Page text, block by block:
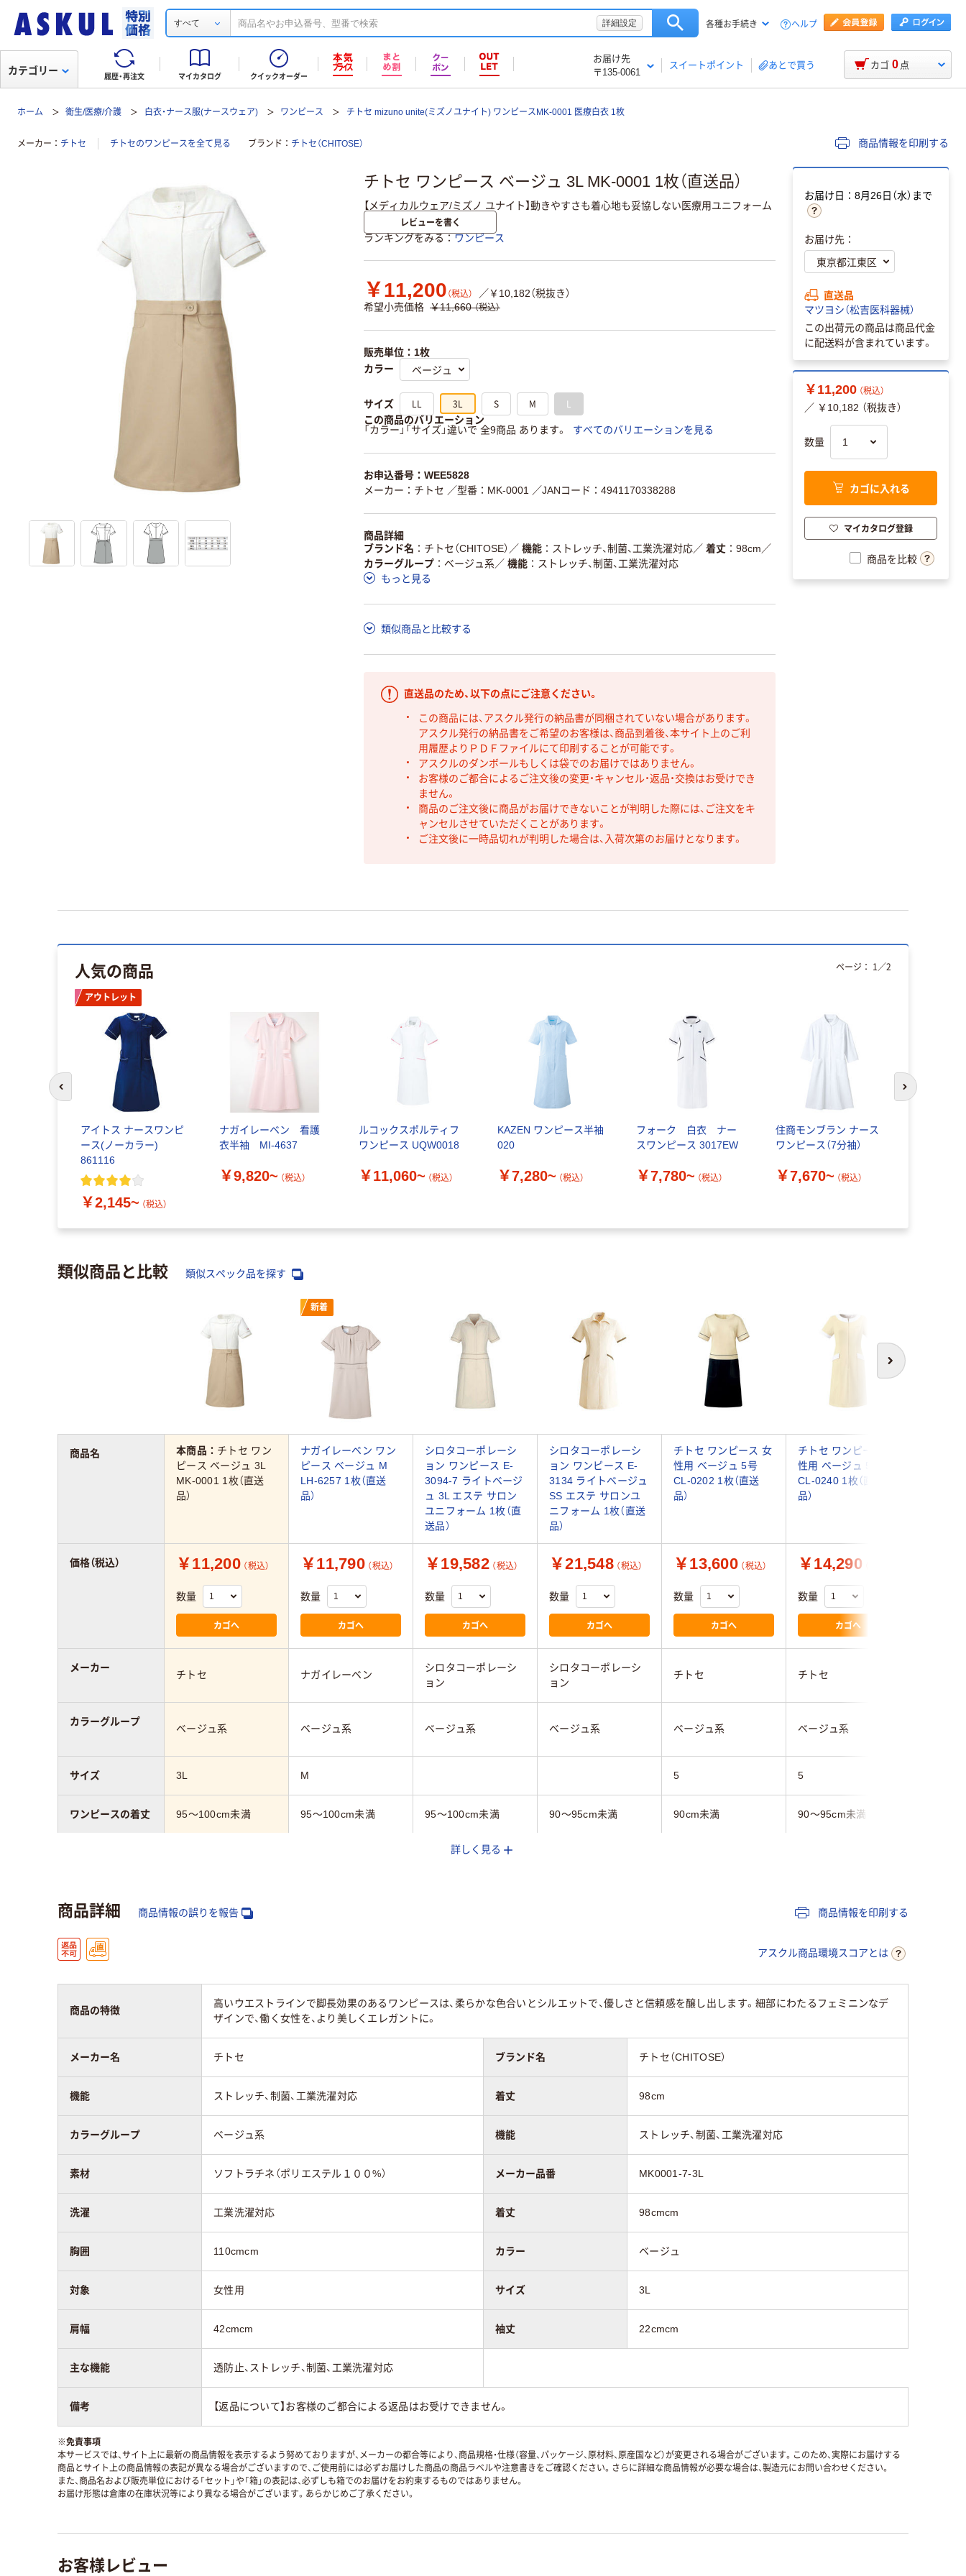
すべて 詳細設定 各種お手続き ヘルプ
履歴・再注文 マイカタログ クイックオーダー
お届け先
〒135-0061
スイートポイント あとで買う
カテゴリー カゴ 0 点
ホーム 衛生/医療/介護 白衣・ナース服(ナースウェア) ワンピース チトセ mizuno unite(ミズノユナイト) ワンピースMK-0001 医療白衣 1枚
メーカー チトセ チトセのワンピースを全て見る ブランド チトセ（CHITOSE） 商品情報を印刷する
チトセ ワンピース ベージュ 3L MK-0001 1枚（直送品）
【メディカルウェア/ミズノ ユナイト】動きやすさも着心地も妥協しない医療用ユニフォーム
レビューを書く
ランキングをみる ワンピース
￥11,200 （税込）
／￥10,182（税抜き）
希望小売価格 ￥11,660 （税込）
販売単位：1枚
カラー
サイズ LL 3L S M L
この商品のバリエーション
「カラー」「サイズ」違いで 全9商品 あります。
すべてのバリエーションを見る
お申込番号：WEE5828
メーカー：チトセ ／型番：MK-0001 ／JANコード：4941170338288
商品詳細
ブランド名
チトセ（CHITOSE） ／ 機能 ストレッチ、制菌、工業洗濯対応／ 着丈 98cm ／
カラーグループ
ベージュ系／ 機能
ストレッチ、制菌、工業洗濯対応
もっと見る
類似商品と比較する
直送品のため、以下の点にご注意ください。
この商品には、アスクル発行の納品書が同梱されていない場合があります。
アスクル発行の納品書をご希望のお客様は、商品到着後、本サイト上のご利
用履歴よりＰＤＦファイルにて印刷することが可能です。
アスクルのダンボールもしくは袋でのお届けではありません。
お客様のご都合によるご注文後の変更・キャンセル・返品・交換はお受けでき
ません。
商品のご注文後に商品がお届けできないことが判明した際には、ご注文をキ
ャンセルさせていただくことがあります。
ご注文後に一時品切れが判明した場合は、入荷次第のお届けとなります。
お届け日：8月26日（水）まで
お届け先：
直送品
マツヨシ（松吉医科器械）
この出荷元の商品は商品代金
に配送料が含まれています。
￥11,200 （税込）
／ ￥10,182 （税抜き）
数量
カゴに入れる
マイカタログ登録
商品を比較
人気の商品
アウトレット
アイトス ナースワンピ
ース(ノーカラー)
861116
￥2,145~ （税込）
ナガイレーベン 看護
衣半袖 MI-4637
￥9,820~ （税込）
ルコックスポルティフ
ワンピース UQW0018
￥11,060~ （税込）
KAZEN ワンピース半袖
020
￥7,280~ （税込）
フォーク 白衣 ナー
スワンピース 3017EW
￥7,780~ （税込）
住商モンブラン ナース
ワンピース（7分袖）
￥7,670~ （税込）
ページ： 1 ／2
前のスライドへ 次のスライド
類似商品と比較 類似スペック品を探す
次へ
新着
本商品： チトセ ワン
ピース ベージュ 3L
MK-0001 1枚（直送
品）
ナガイレーベン ワン
ピース ベージュ M
LH-6257 1枚（直送
品）
シロタコーポレーシ
ョン ワンピース E-
3094-7 ライトベージ
ュ 3L エステ サロン
ユニフォーム 1枚（直
送品）
シロタコーポレーシ
ョン ワンピース E-
3134 ライトベージュ
SS エステ サロンユ
ニフォーム 1枚（直送
品）
チトセ ワンピース 女
性用 ベージュ 5号
CL-0202 1枚（直送
品）
チトセ ワンピース 女
性用 ベージュ 5号
CL-0240 1枚（直送
品）
￥11,200 （税込）
数量
カゴへ
￥11,790 （税込）
数量
カゴへ
￥19,582 （税込）
数量
カゴへ
￥21,548 （税込）
数量
カゴへ
￥13,600 （税込）
数量
カゴへ
￥14,290
数量
カゴへ
チトセ ナガイレーベン
シロタコーポレーシ
ョン
シロタコーポレーシ
ョン
チトセ チトセ
ベージュ系 ベージュ系 ベージュ系 ベージュ系 ベージュ系 ベージュ系
3L M 5 5
95～100cm未満 95～100cm未満 95～100cm未満 90～95cm未満 90cm未満 90～95cm未満
商品名
価格（税込）
メーカー
カラーグループ
サイズ
ワンピースの着丈
詳しく見る
商品詳細 商品情報の誤りを報告 商品情報を印刷する
アスクル商品環境スコアとは
商品の特徴
高いウエストラインで脚長効果のあるワンピースは、柔らかな色合いとシルエットで、優しさと信頼感を醸し出します。細部にわたるフェミニンなデ
ザインで、働く女性を、より美しくエレガントに。
メーカー名 チトセ ブランド名 チトセ（CHITOSE）
機能 ストレッチ、制菌、工業洗濯対応 着丈 98cm
カラーグループ ベージュ系 機能 ストレッチ、制菌、工業洗濯対応
素材 ソフトラチネ（ポリエステル１００%） メーカー品番 MK0001-7-3L
洗濯 工業洗濯対応 着丈 98cmcm
胸囲 110cmcm カラー ベージュ
対象 女性用 サイズ 3L
肩幅 42cmcm 袖丈 22cmcm
主な機能 透防止、ストレッチ、制菌、工業洗濯対応
備考 【返品について】お客様のご都合による返品はお受けできません。
※免責事項
本サービスでは、サイト上に最新の商品情報を表示するよう努めておりますが、メーカーの都合等により、商品規格・仕様（容量、パッケージ、原材料、原産国など）が変更される場合がございます。このため、実際にお届けする
商品とサイト上の商品情報の表記が異なる場合がございますので、ご使用前には必ずお届けした商品の商品ラベルや注意書きをご確認ください。さらに詳細な商品情報が必要な場合は、製造元にお問い合わせください。
また、商品名および販売単位における「セット」や「箱」の表記は、必ずしも箱でのお届けをお約束するものではありません。
お届け形態は倉庫の在庫状況等により異なる場合がございます。あらかじめご了承ください。
お客様レビュー